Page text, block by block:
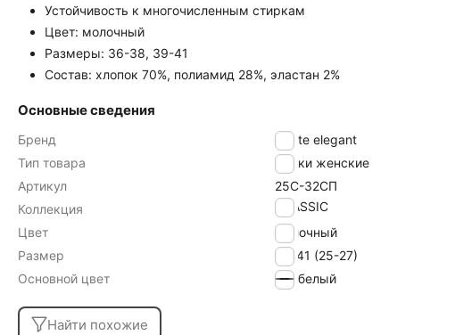
Устойчивость к многочисленным стиркам
Цвет: молочный
Размеры: 36-38, 39-41
Состав: хлопок 70%, полиамид 28%, эластан 2%
Основные сведения
Бренд
Conte elegant
Тип товара
Носки женские
Артикул
25С-32СП
Коллекция
CLASSIC
Цвет
молочный
Размер
39-41 (25-27)
Основной цвет
белый
Найти похожие